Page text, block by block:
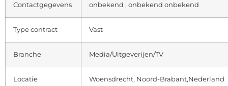
Contactgegevens onbekend , onbekend onbekend
Type contract Vast
Branche Media/Uitgeverijen/TV
Locatie Woensdrecht, Noord-Brabant,Nederland